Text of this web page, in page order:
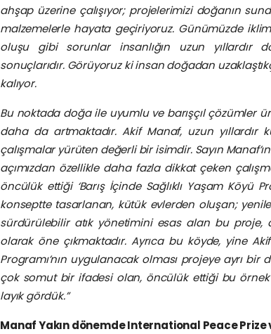
ahşap üzerine çalışıyor; projelerimizi doğanın
malzemelerle hayata geçiriyoruz. Günümüzde
oluşu gibi sorunlar insanlığın uzun yıllardır
sonuçlarıdır. Görüyoruz ki insan doğadan
kalıyor.
Bu noktada doğa ile uyumlu ve barışçıl çözümler
daha da artmaktadır. Akif Manaf, uzun yıllardır
çalışmalar yürüten değerli bir isimdir. Sayın
açımızdan özellikle daha fazla dikkat çeken
öncülük ettiği ‘Barış İçinde Sağlıklı Yaşam Köyü
konseptte tasarlanan, kütük evlerden oluşan;
sürdürülebilir atık yönetimini esas alan bu proje,
olarak öne çıkmaktadır. Ayrıca bu köyde, yine
Programı’nın uygulanacak olması projeye ayrı bir
çok somut bir ifadesi olan, öncülük ettiği bu örnek
layık gördük.”
Manaf Yakın dönemde International Peace Prize